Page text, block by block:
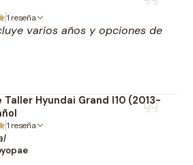
1 reseña
varios años y opciones de
Taller Hyundai Grand I10 (2013-
1 reseña